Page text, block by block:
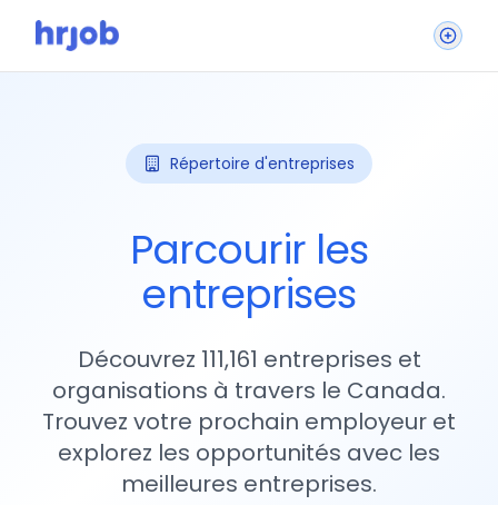
Répertoire d'entreprises
Parcourir les
entreprises
Découvrez 111,161 entreprises et
organisations à travers le Canada.
Trouvez votre prochain employeur et
explorez les opportunités avec les
meilleures entreprises.